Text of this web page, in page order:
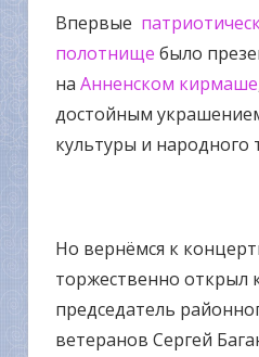
Впервые
полотнище было
на Анненском кирмаше
достойным
культуры и народного
Но вернёмся к
торжественно открыл
председатель
ветеранов Сергей